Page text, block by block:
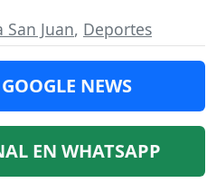
San Juan, Deportes
NEWS
EN WHATSAPP